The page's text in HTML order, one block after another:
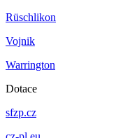
Rüschlikon
Vojnik
Warrington
Dotace
sfzp.cz